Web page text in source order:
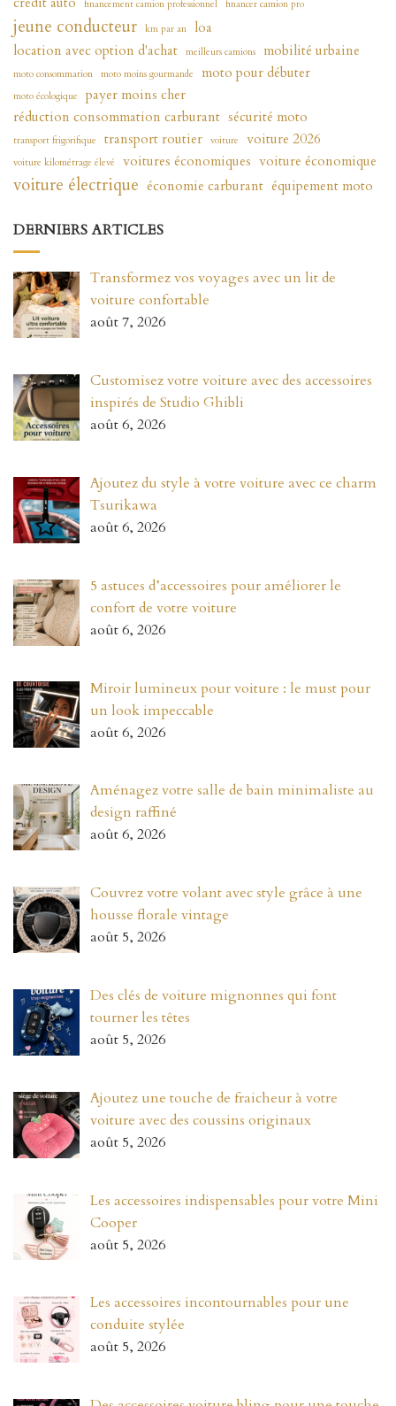
financement camion professionnel financer camion pro
jeune conducteur km par an
loa
location avec option d'achat meilleurs camions mobilité urbaine
moto consommation moto moins gourmande moto pour débuter
moto écologique
payer moins cher
réduction consommation carburant sécurité moto
transport frigorifique transport routier voiture voiture 2026
voiture kilométrage élevé voitures économiques voiture économique
voiture électrique économie carburant équipement moto
DERNIERS ARTICLES
Transformez vos voyages avec un lit de
voiture confortable
août 7, 2026
Customisez votre voiture avec des accessoires
inspirés de Studio Ghibli
août 6, 2026
Ajoutez du style à votre voiture avec ce charm
Tsurikawa
août 6, 2026
5 astuces d’accessoires pour améliorer le
confort de votre voiture
août 6, 2026
Miroir lumineux pour voiture : le must pour
un look impeccable
août 6, 2026
Aménagez votre salle de bain minimaliste au
design raffiné
août 6, 2026
Couvrez votre volant avec style grâce à une
housse florale vintage
août 5, 2026
Des clés de voiture mignonnes qui font
tourner les têtes
août 5, 2026
Ajoutez une touche de fraicheur à votre
voiture avec des coussins originaux
août 5, 2026
Les accessoires indispensables pour votre Mini
Cooper
août 5, 2026
Les accessoires incontournables pour une
conduite stylée
août 5, 2026